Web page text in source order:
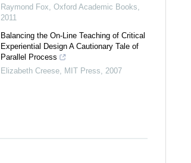
Raymond Fox Oxford Academic Books
2011
Balancing the On-Line Teaching of Critical
Experiential Design A Cautionary Tale of
Parallel Process
Elizabeth Creese, MIT Press 2007